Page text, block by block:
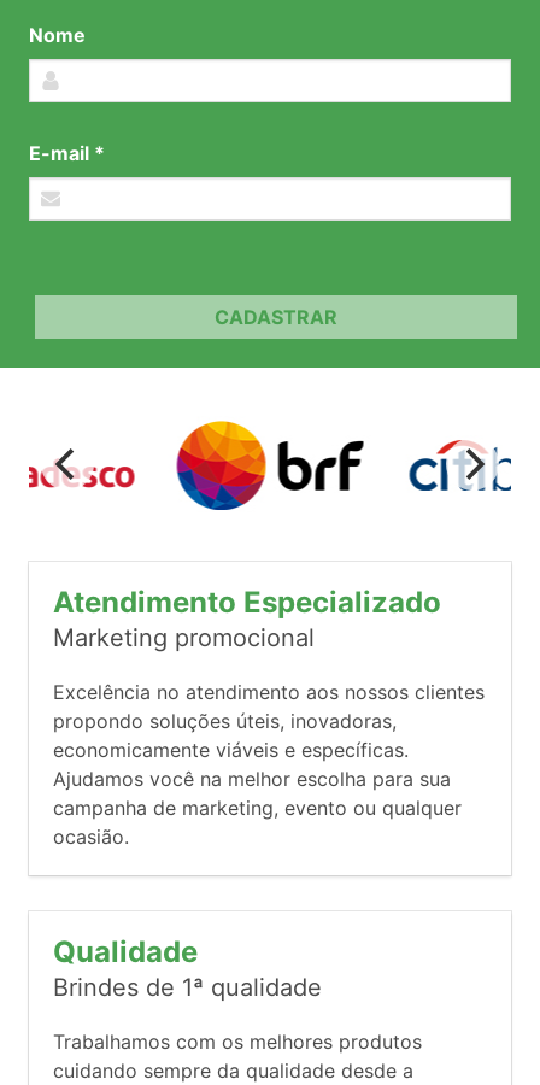
Nome
E-mail *
CADASTRAR
Atendimento Especializado
Marketing promocional
Excelência no atendimento aos nossos clientes
propondo soluções úteis, inovadoras,
economicamente viáveis e específicas.
Ajudamos você na melhor escolha para sua
campanha de marketing, evento ou qualquer
ocasião.
Qualidade
Brindes de 1ª qualidade
Trabalhamos com os melhores produtos
cuidando sempre da qualidade desde a